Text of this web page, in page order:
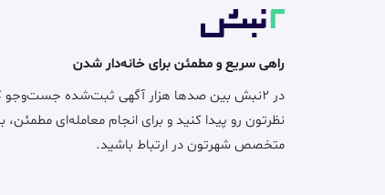
راهی سریع و مطمئن برای خانه‌دار شدن
در ۲نبش بین صدها هزار آگهی ثبت‌شده
نظرتون رو پیدا کنید و برای انجام معامله‌ای
متخصص شهرتون در ارتباط باشید.